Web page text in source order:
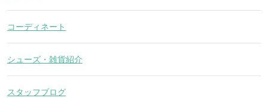
コーディネート
シューズ・雑貨紹介
スタッフブログ